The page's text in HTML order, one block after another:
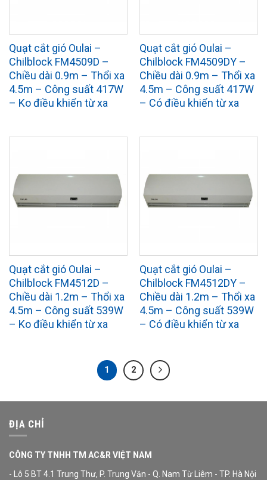
Quạt cắt gió Oulai –
Chilblock FM4509D –
Chiều dài 0.9m – Thổi xa
4.5m – Công suất 417W
– Ko điều khiển từ xa
Quạt cắt gió Oulai –
Chilblock FM4509DY –
Chiều dài 0.9m – Thổi xa
4.5m – Công suất 417W
– Có điều khiển từ xa
Quạt cắt gió Oulai –
Chilblock FM4512D –
Chiều dài 1.2m – Thổi xa
4.5m – Công suất 539W
– Ko điều khiển từ xa
Quạt cắt gió Oulai –
Chilblock FM4512DY –
Chiều dài 1.2m – Thổi xa
4.5m – Công suất 539W
– Có điều khiển từ xa
1 2
ĐỊA CHỈ
CÔNG TY TNHH TM AC&R VIỆT NAM
- Lô 5 BT 4.1 Trung Thư, P. Trung Văn - Q. Nam Từ Liêm - TP. Hà Nội